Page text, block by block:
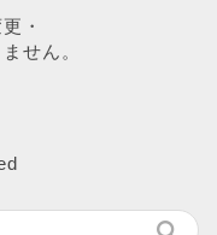
・
せん。